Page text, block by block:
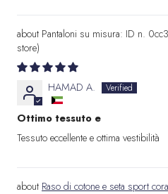
Pantaloni su misura: ID n.
HAMAD A.
Ottimo tessuto e
Tessuto eccellente e ottima vestibilità
Raso di cotone e seta sport